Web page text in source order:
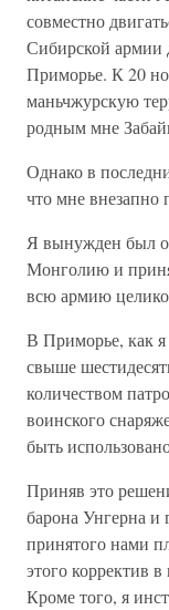
совместно
Сибирской армии
Приморье. К 20
маньчжурскую
родным мне
Однако в
что мне внезапно
Я вынужден был
Монголию и
всю армию
В Приморье, как я
свыше
количеством
воинского
быть
Приняв это
барона Унгерна
принятого нами
этого корректив
Кроме того, я